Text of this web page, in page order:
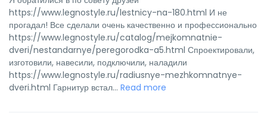
https://www.legnostyle.ru/lestnicy-na-180.html И не
прогадал! Все сделали очень качественно и профессионально
https://www.legnostyle.ru/catalog/mejkomnatnie-
dveri/nestandarnye/peregorodka-a5.html Спроектировали,
изготовили, навесили, подключили, наладили
https://www.legnostyle.ru/radiusnye-mezhkomnatnye-
dveri.html Гарнитур встал... Read more